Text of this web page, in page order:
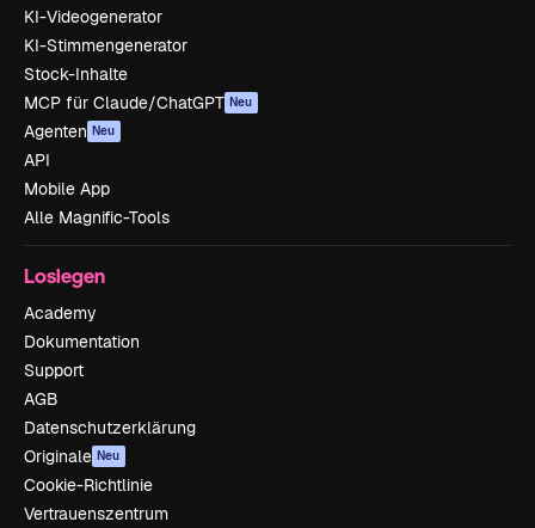
KI-Videogenerator
KI-Stimmengenerator
Stock-Inhalte
MCP für Claude/ChatGPT Neu
Agenten Neu
API
Mobile App
Alle Magnific-Tools
Loslegen
Academy
Dokumentation
Support
AGB
Datenschutzerklärung
Originale Neu
Cookie-Richtlinie
Vertrauenszentrum